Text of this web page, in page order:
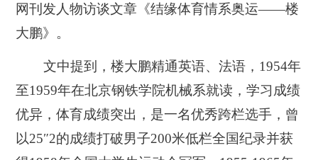
网刊发人物访谈文章《结缘体育情系奥运——楼
大鹏》。
文中提到， 楼大鹏精通英语、法语， 1954年
至1959年在北京钢铁学院机械系就读，学习成绩
优异，体育成绩突出，是一名优秀跨栏选手， 曾
以25″2的成绩打破男子200米低栏全国纪录并获